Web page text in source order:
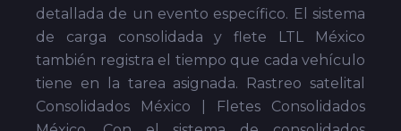
detallada de un evento específico. El sistema
de carga consolidada y flete LTL México
también registra el tiempo que cada vehículo
tiene en la tarea asignada. Rastreo satelital
Consolidados México | Fletes Consolidados